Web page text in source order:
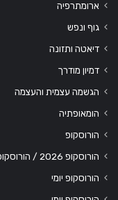
ארומתרפיה
גוף ונפש
דיאטה ותזונה
דמיון מודרך
הגשמה עצמית והעצמה
הומאופתיה
הורוסקופ
הורוסקופ 2026 / הורוסקופ שנתי 2026
הורוסקופ יומי